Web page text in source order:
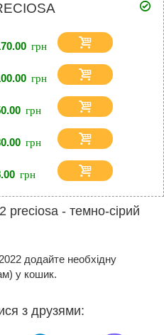
preciosa - темно-сірий
додайте необхідну
у кошик.
з друзями: